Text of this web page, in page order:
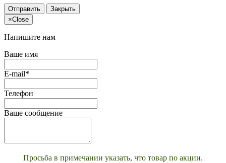
Отправить
Закрыть
×Close
Напишите нам
Ваше имя
E-mail*
Телефон
Ваше сообщение
Просьба в примечании указать, что товар по акции.